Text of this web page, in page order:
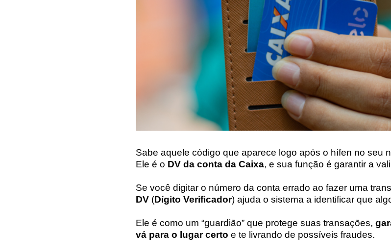
Sabe aquele código que aparece logo após o hífen no seu
Ele é o DV da conta da Caixa, e sua função é garantir a
Se você digitar o número da conta errado ao fazer uma
DV (Dígito Verificador) ajuda o sistema a identificar que
Ele é como um “guardião” que protege suas transações,
vá para o lugar certo e te livrando de possíveis fraudes.